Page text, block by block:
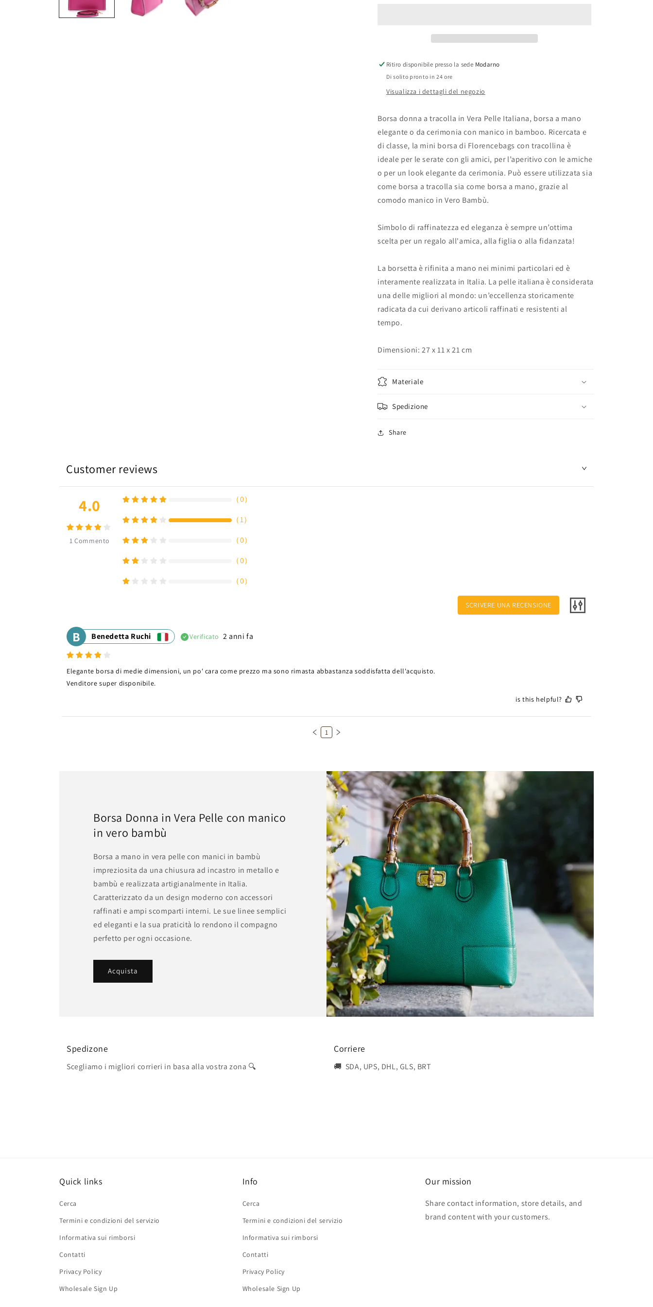
Borsa
a
mano
Italy,
Borsa
a
tracolla,
Borsa
per
tutti
i
giorni
Borsa
a
mano
Italy,
Borsa
a
tracolla,
Borsa
per
tutti
i
giorni
Ritiro disponibile presso la sede Modarno
Di solito pronto in 24 ore
Visualizza i dettagli del negozio
Borsa donna a tracolla in Vera Pelle Italiana, borsa a mano
elegante o da cerimonia con manico in bamboo. Ricercata e
di classe, la mini borsa di Florencebags con tracollina è
ideale per le serate con gli amici, per l’aperitivo con le amiche
o per un look elegante da cerimonia. Può essere utilizzata sia
come borsa a tracolla sia come borsa a mano, grazie al
comodo manico in Vero Bambù.
Simbolo di raffinatezza ed eleganza è sempre un’ottima
scelta per un regalo all'amica, alla figlia o alla fidanzata!
La borsetta è rifinita a mano nei minimi particolari ed è
interamente realizzata in Italia. La pelle italiana è considerata
una delle migliori al mondo: un’eccellenza storicamente
radicata da cui derivano articoli raffinati e resistenti al
tempo.
Dimensioni: 27 x 11 x 21 cm
Materiale
Spedizione
Share
Customer reviews
4.0
1 Commento
（0）
（1）
（0）
（0）
（0）
SCRIVERE UNA RECENSIONE
B Benedetta Ruchi Verificato 2 anni fa
Elegante borsa di medie dimensioni, un po' cara come prezzo ma sono rimasta abbastanza soddisfatta dell'acquisto.
Venditore super disponibile.
is this helpful?
1
Borsa Donna in Vera Pelle con manico
in vero bambù
Borsa a mano in vera pelle con manici in bambù
impreziosita da una chiusura ad incastro in metallo e
bambù e realizzata artigianalmente in Italia.
Caratterizzato da un design moderno con accessori
raffinati e ampi scomparti interni. Le sue linee semplici
ed eleganti e la sua praticità lo rendono il compagno
perfetto per ogni occasione.
Acquista
Spedizone
Scegliamo i migliori corrieri in basa alla vostra zona 🔍
Corriere
🚚 SDA, UPS, DHL, GLS, BRT
Quick links
Cerca
Termini e condizioni del servizio
Informativa sui rimborsi
Contatti
Privacy Policy
Wholesale Sign Up
Info
Cerca
Termini e condizioni del servizio
Informativa sui rimborsi
Contatti
Privacy Policy
Wholesale Sign Up
Our mission
Share contact information, store details, and
brand content with your customers.